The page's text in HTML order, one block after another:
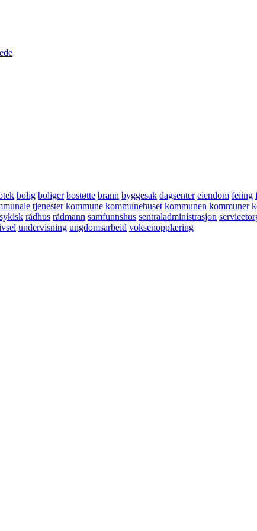
bolig boliger bostøtte brann byggesak dagsenter eiendom feiing
tjenester kommune kommunehuset kommunen kommuner
rådhus rådmann samfunnshus sentraladministrasjon
undervisning ungdomsarbeid voksenopplæring